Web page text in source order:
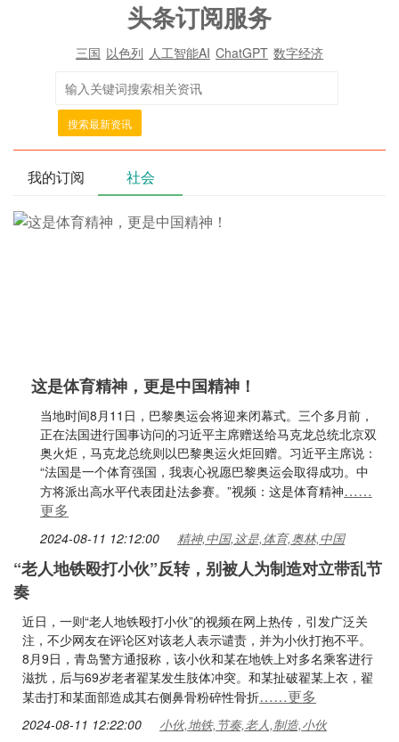
头条订阅服务
三国 以色列 人工智能AI ChatGPT 数字经济
搜索最新资讯
我的订阅 社会
这是体育精神，更是中国精神！
当地时间8月11日，巴黎奥运会将迎来闭幕式。三个多月前，
正在法国进行国事访问的习近平主席赠送给马克龙总统北京双
奥火炬，马克龙总统则以巴黎奥运火炬回赠。习近平主席说：
“法国是一个体育强国，我衷心祝愿巴黎奥运会取得成功。中
方将派出高水平代表团赴法参赛。”视频：这是体育精神……
更多
2024-08-11 12:12:00 精神,中国,这是,体育,奥林,中国
“老人地铁殴打小伙”反转，别被人为制造对立带乱节
奏
近日，一则“老人地铁殴打小伙”的视频在网上热传，引发广泛关
注，不少网友在评论区对该老人表示谴责，并为小伙打抱不平。
8月9日，青岛警方通报称，该小伙和某在地铁上对多名乘客进行
滋扰，后与69岁老者翟某发生肢体冲突。和某扯破翟某上衣，翟
某击打和某面部造成其右侧鼻骨粉碎性骨折……更多
2024-08-11 12:22:00 小伙,地铁,节奏,老人,制造,小伙